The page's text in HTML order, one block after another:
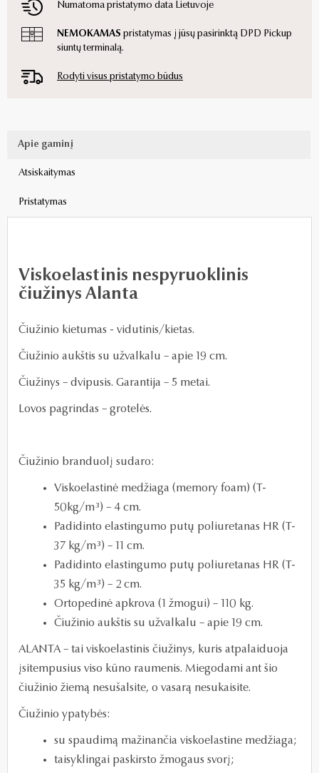
Numatoma pristatymo data Lietuvoje
NEMOKAMAS pristatymas į jūsų pasirinktą DPD Pickup
siuntų terminalą.
Rodyti visus pristatymo būdus
Apie gaminį
Atsiskaitymas
Pristatymas
Viskoelastinis nespyruoklinis
čiužinys Alanta
Čiužinio kietumas - vidutinis/kietas.
Čiužinio aukštis su užvalkalu – apie 19 cm.
Čiužinys – dvipusis. Garantija – 5 metai.
Lovos pagrindas – grotelės.
Čiužinio branduolį sudaro:
Viskoelastinė medžiaga (memory foam) (T-
50kg/m³) – 4 cm.
Padidinto elastingumo putų poliuretanas HR (T-
37 kg/m³) – 11 cm.
Padidinto elastingumo putų poliuretanas HR (T-
35 kg/m³) – 2 cm.
Ortopedinė apkrova (1 žmogui) – 110 kg.
Čiužinio aukštis su užvalkalu – apie 19 cm.
ALANTA – tai viskoelastinis čiužinys, kuris atpalaiduoja
įsitempusius viso kūno raumenis. Miegodami ant šio
čiužinio žiemą nesušalsite, o vasarą nesukaisite.
Čiužinio ypatybės:
su spaudimą mažinančia viskoelastine medžiaga;
taisyklingai paskirsto žmogaus svorį;